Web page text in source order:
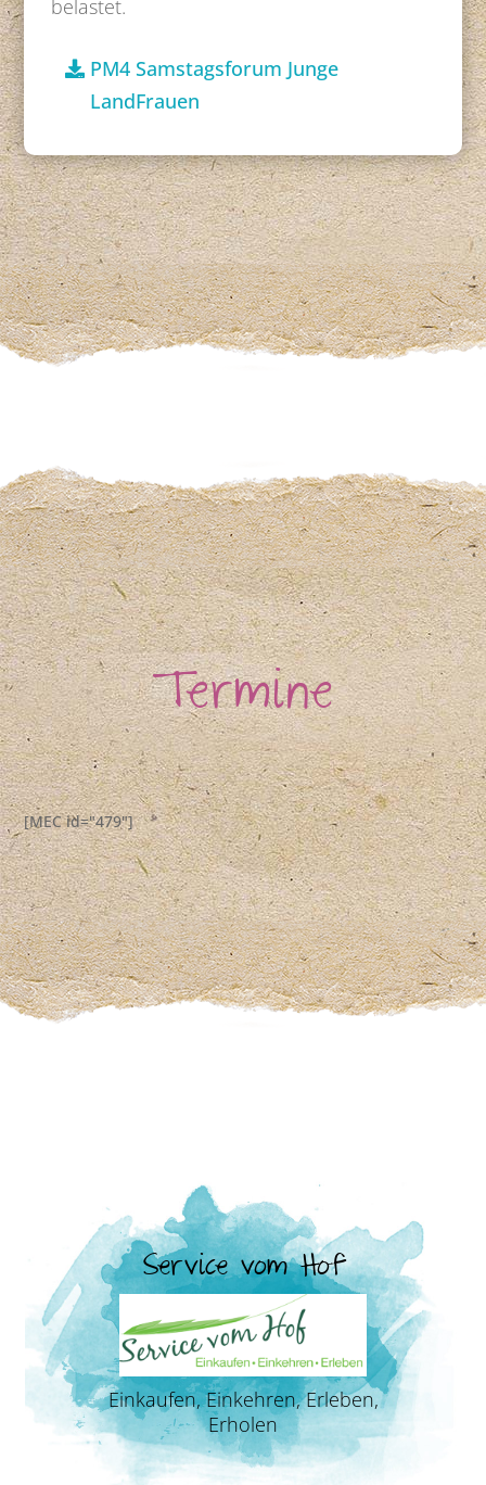
belastet.
PM4 Samstagsforum Junge
LandFrauen
Termine
[MEC id="479"]
Service vom Hof
Einkaufen, Einkehren, Erleben,
Erholen